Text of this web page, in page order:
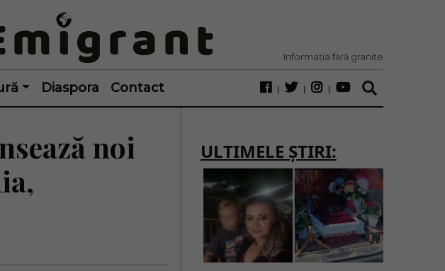
Informația fără granițe
Diaspora Contact
noi
ULTIMELE ȘTIRI: